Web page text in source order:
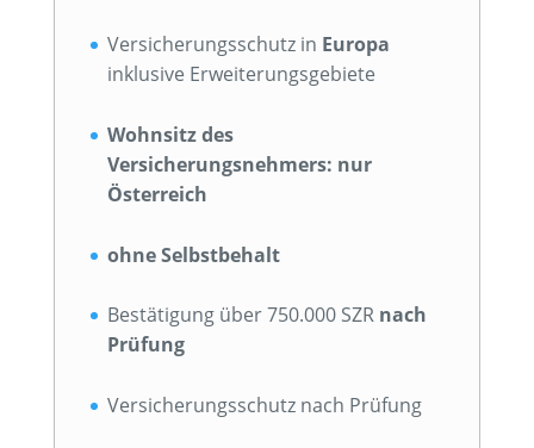
Versicherungsschutz in Europa
inklusive Erweiterungsgebiete
Wohnsitz des
Versicherungsnehmers: nur
Österreich
ohne Selbstbehalt
Bestätigung über 750.000 SZRnach
Prüfung
Versicherungsschutz nach Prüfung